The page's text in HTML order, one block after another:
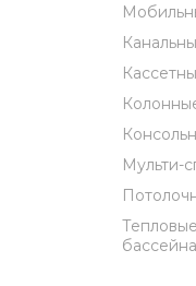
Мульти-
бассейна